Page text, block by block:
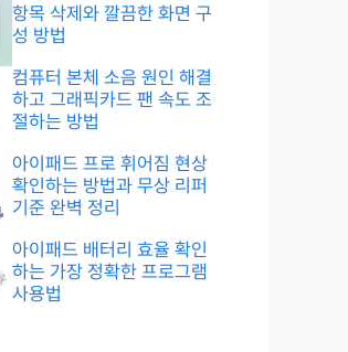
항목 삭제와 깔끔한 화면 구
성 방법
컴퓨터 본체 소음 원인 해결
하고 그래픽카드 팬 속도 조
절하는 방법
아이패드 프로 휘어짐 현상
확인하는 방법과 무상 리퍼
기준 완벽 정리
아이패드 배터리 효율 확인
하는 가장 정확한 프로그램
사용법